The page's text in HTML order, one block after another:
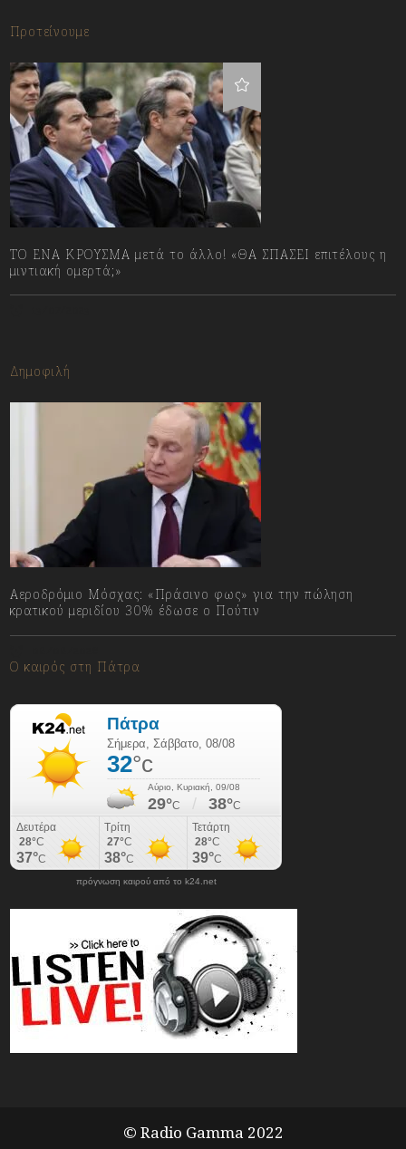
Προτείνουμε
ΤΟ ΕΝΑ ΚΡΟΥΣΜΑ μετά το άλλο! «ΘΑ ΣΠΑΣΕΙ επιτέλους η
μιντιακή ομερτά;»
Δημοφιλή
Αεροδρόμιο Μόσχας: «Πράσινο φως» για την πώληση
κρατικού μεριδίου 30% έδωσε ο Πούτιν
Ο καιρός στη Πάτρα
πρόγνωση καιρού από το k24.net
© Radio Gamma 2022